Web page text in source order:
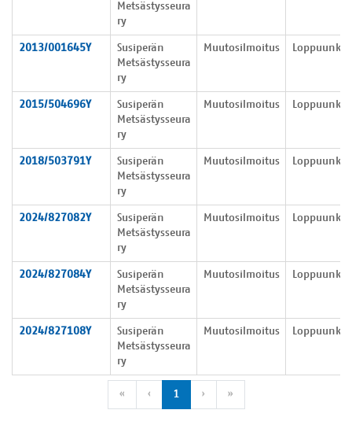
Metsästysseura
ry
2013/001645Y
Susiperän
Metsästysseura
ry
Muutosilmoitus
2015/504696Y
Susiperän
Metsästysseura
ry
Muutosilmoitus
2018/503791Y
Susiperän
Metsästysseura
ry
Muutosilmoitus
2024/827082Y
Susiperän
Metsästysseura
ry
Muutosilmoitus
2024/827084Y
Susiperän
Metsästysseura
ry
Muutosilmoitus
2024/827108Y
Susiperän
Metsästysseura
ry
Muutosilmoitus
«Ensimmäinen sivu
‹Edellinen sivu
1 ›Seuraava sivu
»Viimeinen sivu